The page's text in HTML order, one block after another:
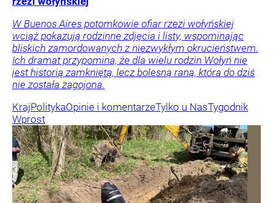
W Buenos Aires potomkowie ofiar rzezi wołyńskiej
wciąż pokazują rodzinne zdjęcia i listy, wspominając
bliskich zamordowanych z niezwykłym okrucieństwem.
Ich dramat przypomina, że dla wielu rodzin Wołyń nie
jest historią zamkniętą, lecz bolesną raną, która do dziś
nie została zagojona.
KrajPolitykaOpinie i komentarzeTylko u NasTygodnik
Wprost